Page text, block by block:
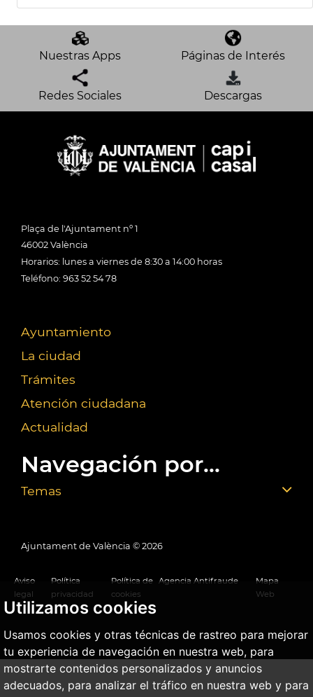
Utilizamos cookies
Usamos cookies y otras técnicas de rastreo para mejorar
tu experiencia de navegación en nuestra web, para
mostrarte contenidos personalizados y anuncios
adecuados, para analizar el tráfico en nuestra web y para
Nuestras Apps Páginas de Interés
Redes Sociales Descargas
Plaça de l'Ajuntament nº 1
46002 València
Horarios: lunes a viernes de 8:30 a 14:00 horas
Teléfono: 963 52 54 78
Ayuntamiento
La ciudad
Trámites
Atención ciudadana
Actualidad
Navegación por...
Temas
Ajuntament de València © 2026
Aviso
legal
Política
privacidad
Política de
cookies
Agencia Antifraude
Mapa
Web